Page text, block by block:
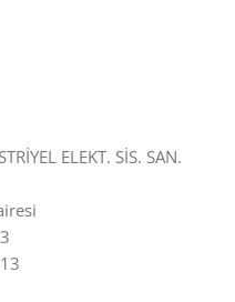
ELEKT. SİS. SAN.